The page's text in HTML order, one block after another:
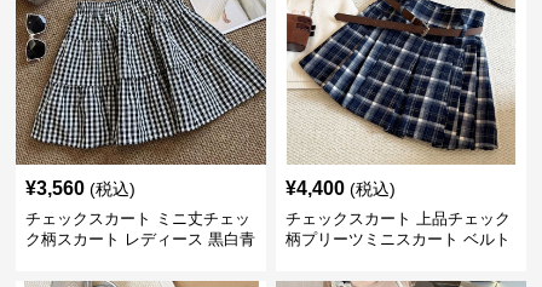
¥3,560 (税込)
チェックスカート ミニ丈チェッ
ク柄スカート レディース 黒白青
¥4,400 (税込)
チェックスカート 上品チェック
柄プリーツミニスカート ベルト